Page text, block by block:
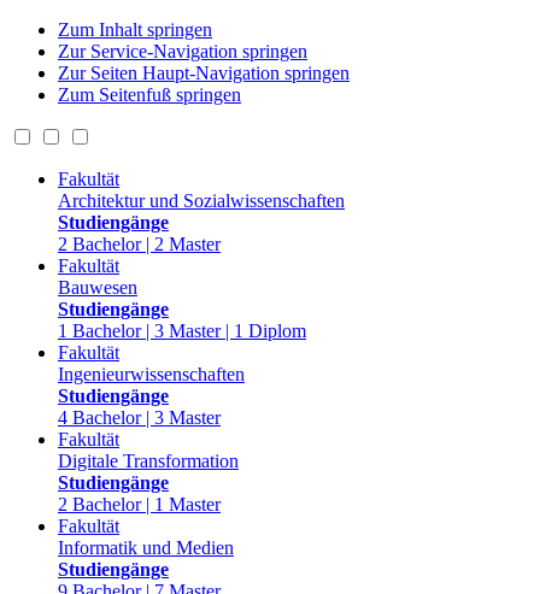
Zum Inhalt springen
Zur Service-Navigation springen
Zur Seiten Haupt-Navigation springen
Zum Seitenfuß springen
Fakultät
Architektur und Sozialwissenschaften
Studiengänge
2 Bachelor | 2 Master
Fakultät
Bauwesen
Studiengänge
1 Bachelor | 3 Master | 1 Diplom
Fakultät
Ingenieurwissenschaften
Studiengänge
4 Bachelor | 3 Master
Fakultät
Digitale Transformation
Studiengänge
2 Bachelor | 1 Master
Fakultät
Informatik und Medien
Studiengänge